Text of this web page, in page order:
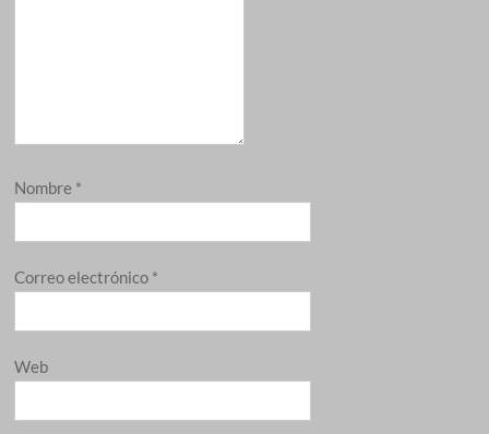
Nombre *
Correo electrónico *
Web